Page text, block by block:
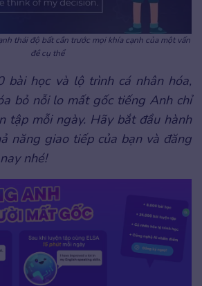
thái độ bất cần trước mọi khía cạnh của một vấn
đề cụ thể
bài học và lộ trình cá nhân hóa,
bỏ nỗi lo mất gốc tiếng Anh chỉ
tập mỗi ngày. Hãy bắt đầu hành
năng giao tiếp của bạn và đăng
nhé!